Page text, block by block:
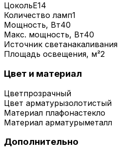
ЦокольE14
Количество ламп1
Мощность, Вт40
Макс. мощность, Вт40
Источник светанакаливания
Площадь освещения, м²2
Цвет и материал
Цветпрозрачный
Цвет арматурызолотистый
Материал плафонастекло
Материал арматурыметалл
Дополнительно